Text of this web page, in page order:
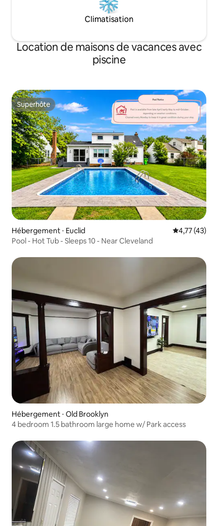
Climatisation
Location de maisons de vacances avec
piscine
Superhôte
Superhôte
Hébergement ⋅ Euclid Évaluation
4,77 (43)
Pool - Hot Tub - Sleeps 10 - Near Cleveland
Hébergement ⋅ Old Brooklyn
4 bedroom 1.5 bathroom large home w/ Park access